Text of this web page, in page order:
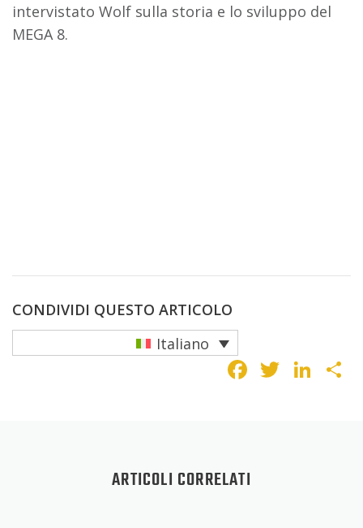
intervistato Wolf sulla storia e lo sviluppo del
MEGA 8.
CONDIVIDI QUESTO ARTICOLO
Italiano
ARTICOLI CORRELATI